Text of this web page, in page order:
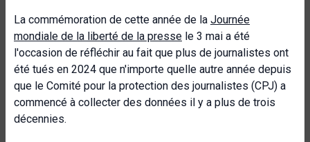
La commémoration de cette année de la Journée
mondiale de la liberté de la presse le 3 mai a été
l'occasion de réfléchir au fait que plus de journalistes ont
été tués en 2024 que n'importe quelle autre année depuis
que le Comité pour la protection des journalistes (CPJ) a
commencé à collecter des données il y a plus de trois
décennies.